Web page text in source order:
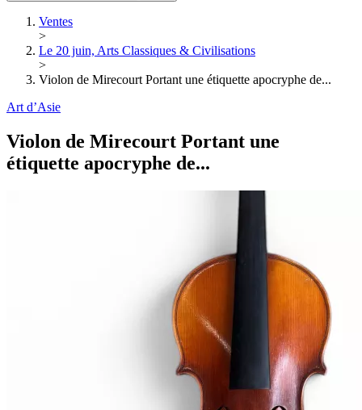
Ventes
>
Le 20 juin, Arts Classiques & Civilisations
>
Violon de Mirecourt Portant une étiquette apocryphe de...
Art d’Asie
Violon de Mirecourt Portant une
étiquette apocryphe de...